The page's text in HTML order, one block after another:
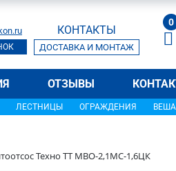
КОНТАКТЫ
ДОСТАВКА И МОНТАЖ
0
ОТЗЫВЫ
ЛЕСТНИЦЫ ОГРАЖДЕНИЯ
Техно ТТ МВО-2,1МС-1,6ЦК